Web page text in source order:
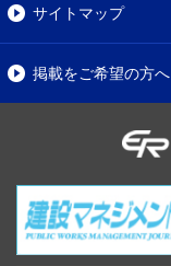
サイトマップ
掲載をご希望の方へ